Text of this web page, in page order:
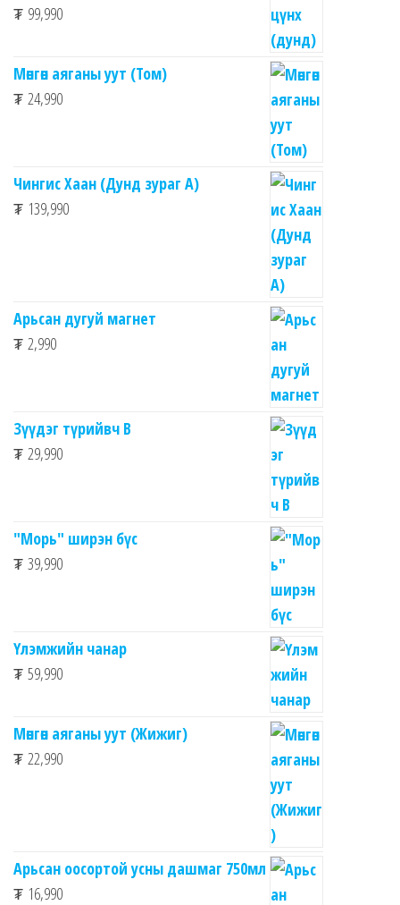
₮ 99,990
Мөнгөн аяганы уут (Том)
₮ 24,990
Чингис Хаан (Дунд зураг А)
₮ 139,990
Арьсан дугуй магнет
₮ 2,990
Зүүдэг түрийвч B
₮ 29,990
"Морь" ширэн бүс
₮ 39,990
Үлэмжийн чанар
₮ 59,990
Мөнгөн аяганы уут (Жижиг)
₮ 22,990
Арьсан оосортой усны дашмаг 750мл
₮ 16,990